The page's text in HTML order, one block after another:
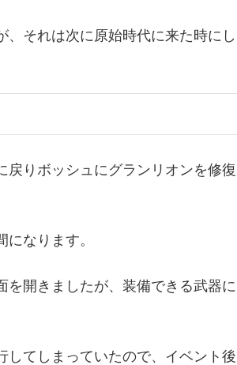
それは次に原始時代に来た時にし
戻りボッシュにグランリオンを修復
なります。
開きましたが、装備できる武器に
してしまっていたので、イベント後